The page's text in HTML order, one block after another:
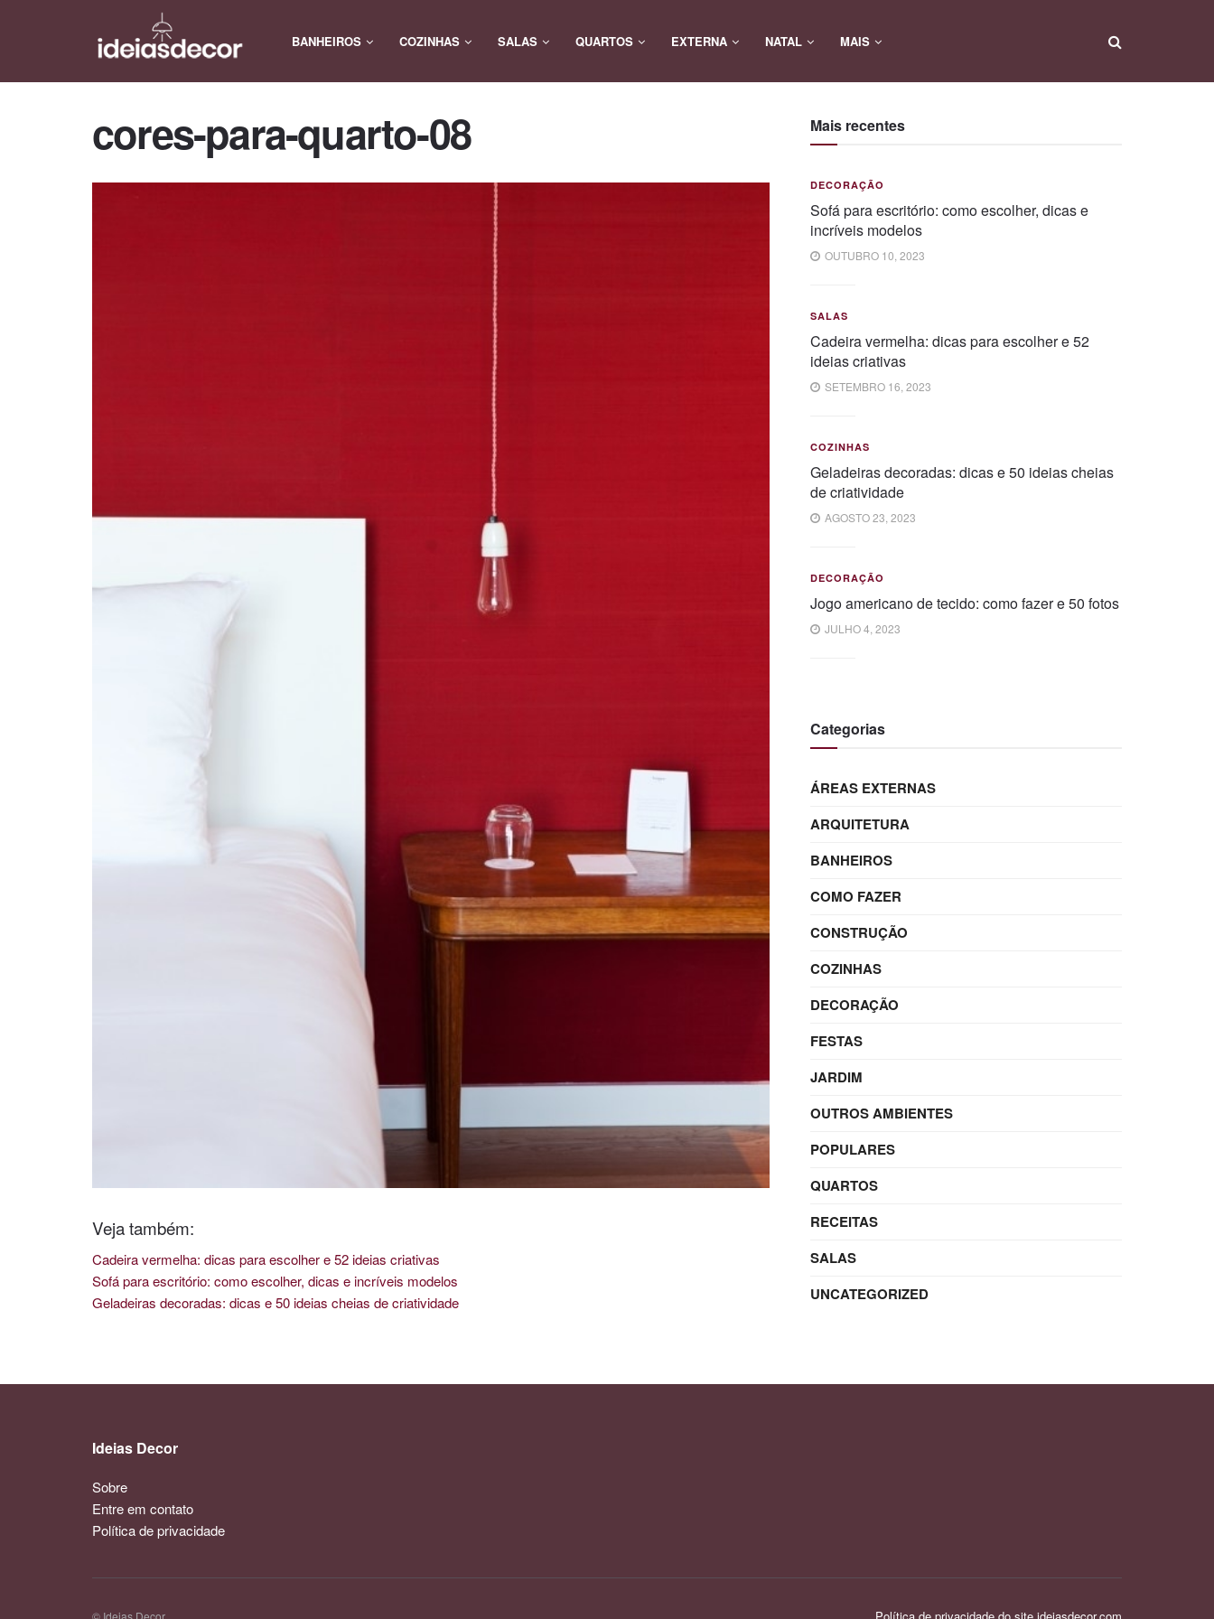
BANHEIROS COZINHAS SALAS QUARTOS EXTERNA NATAL MAIS
cores-para-quarto-08
Veja também:
Cadeira vermelha: dicas para escolher e 52 ideias criativas
Sofá para escritório: como escolher, dicas e incríveis modelos
Geladeiras decoradas: dicas e 50 ideias cheias de criatividade
Mais recentes
DECORAÇÃO
Sofá para escritório: como escolher, dicas e
incríveis modelos
OUTUBRO 10, 2023
SALAS
Cadeira vermelha: dicas para escolher e 52
ideias criativas
SETEMBRO 16, 2023
COZINHAS
Geladeiras decoradas: dicas e 50 ideias cheias
de criatividade
AGOSTO 23, 2023
DECORAÇÃO
Jogo americano de tecido: como fazer e 50 fotos
JULHO 4, 2023
Categorias
ÁREAS EXTERNAS
ARQUITETURA
BANHEIROS
COMO FAZER
CONSTRUÇÃO
COZINHAS
DECORAÇÃO
FESTAS
JARDIM
OUTROS AMBIENTES
POPULARES
QUARTOS
RECEITAS
SALAS
UNCATEGORIZED
Ideias Decor
Sobre
Entre em contato
Política de privacidade
© Ideias Decor